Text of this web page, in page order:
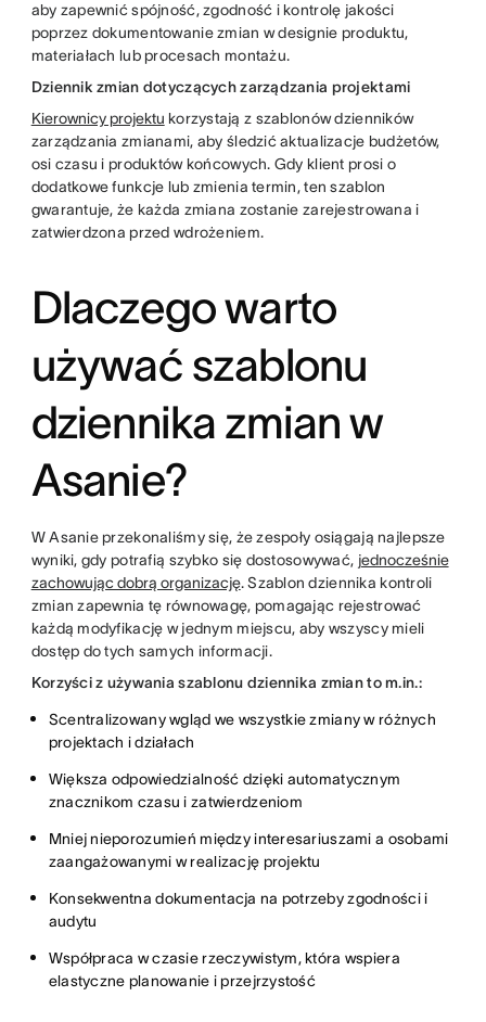
aby zapewnić spójność, zgodność i kontrolę jakości
poprzez dokumentowanie zmian w designie produktu,
materiałach lub procesach montażu.
Dziennik zmian dotyczących zarządzania projektami
Kierownicy projektu korzystają z szablonów dzienników
zarządzania zmianami, aby śledzić aktualizacje budżetów,
osi czasu i produktów końcowych. Gdy klient prosi o
dodatkowe funkcje lub zmienia termin, ten szablon
gwarantuje, że każda zmiana zostanie zarejestrowana i
zatwierdzona przed wdrożeniem.
Dlaczego warto
używać szablonu
dziennika zmian w
Asanie?
W Asanie przekonaliśmy się, że zespoły osiągają najlepsze
wyniki, gdy potrafią szybko się dostosowywać, jednocześnie
zachowując dobrą organizację. Szablon dziennika kontroli
zmian zapewnia tę równowagę, pomagając rejestrować
każdą modyfikację w jednym miejscu, aby wszyscy mieli
dostęp do tych samych informacji.
Korzyści z używania szablonu dziennika zmian to m.in.:
Scentralizowany wgląd we wszystkie zmiany w różnych
projektach i działach
Większa odpowiedzialność dzięki automatycznym
znacznikom czasu i zatwierdzeniom
Mniej nieporozumień między interesariuszami a osobami
zaangażowanymi w realizację projektu
Konsekwentna dokumentacja na potrzeby zgodności i
audytu
Współpraca w czasie rzeczywistym, która wspiera
elastyczne planowanie i przejrzystość